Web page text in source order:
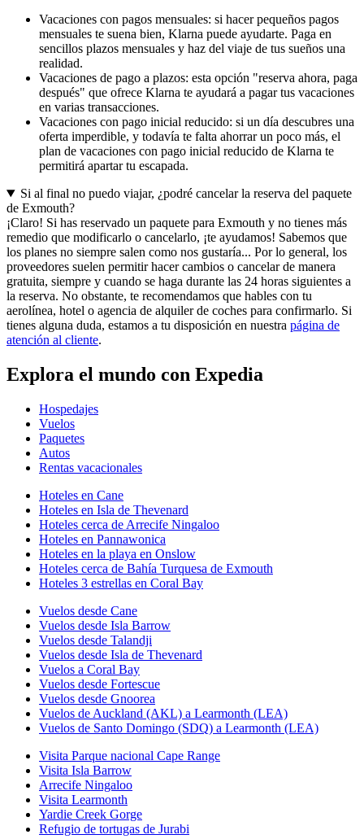
Vacaciones con pagos mensuales: si hacer pequeños pagos
mensuales te suena bien, Klarna puede ayudarte. Paga en
sencillos plazos mensuales y haz del viaje de tus sueños una
realidad.
Vacaciones de pago a plazos: esta opción "reserva ahora, paga
después" que ofrece Klarna te ayudará a pagar tus vacaciones
en varias transacciones.
Vacaciones con pago inicial reducido: si un día descubres una
oferta imperdible, y todavía te falta ahorrar un poco más, el
plan de vacaciones con pago inicial reducido de Klarna te
permitirá apartar tu escapada.
Si al final no puedo viajar, ¿podré cancelar la reserva del paquete
de Exmouth?
¡Claro! Si has reservado un paquete para Exmouth y no tienes más
remedio que modificarlo o cancelarlo, ¡te ayudamos! Sabemos que
los planes no siempre salen como nos gustaría... Por lo general, los
proveedores suelen permitir hacer cambios o cancelar de manera
gratuita, siempre y cuando se haga durante las 24 horas siguientes a
la reserva. No obstante, te recomendamos que hables con tu
aerolínea, hotel o agencia de alquiler de coches para confirmarlo. Si
tienes alguna duda, estamos a tu disposición en nuestra página de
atención al cliente.
Explora el mundo con Expedia
Hospedajes
Vuelos
Paquetes
Autos
Rentas vacacionales
Hoteles en Cane
Hoteles en Isla de Thevenard
Hoteles cerca de Arrecife Ningaloo
Hoteles en Pannawonica
Hoteles en la playa en Onslow
Hoteles cerca de Bahía Turquesa de Exmouth
Hoteles 3 estrellas en Coral Bay
Vuelos desde Cane
Vuelos desde Isla Barrow
Vuelos desde Talandji
Vuelos desde Isla de Thevenard
Vuelos a Coral Bay
Vuelos desde Fortescue
Vuelos desde Gnoorea
Vuelos de Auckland (AKL) a Learmonth (LEA)
Vuelos de Santo Domingo (SDQ) a Learmonth (LEA)
Visita Parque nacional Cape Range
Visita Isla Barrow
Arrecife Ningaloo
Visita Learmonth
Yardie Creek Gorge
Refugio de tortugas de Jurabi